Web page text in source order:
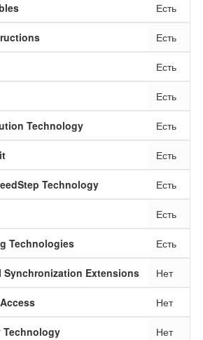
Есть
Есть
Есть
Есть
Technology Есть
Есть
Technology Есть
Есть
Technologies Есть
Synchronization Extensions Нет
Нет
Нет